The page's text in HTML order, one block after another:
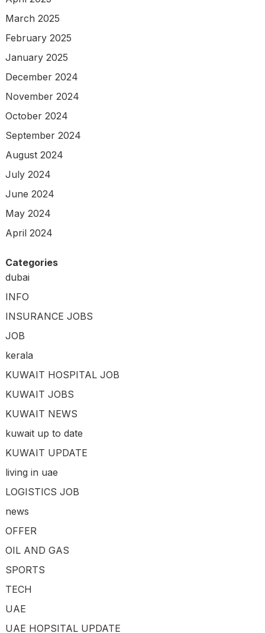
March 2025
February 2025
January 2025
December 2024
November 2024
October 2024
September 2024
August 2024
July 2024
June 2024
May 2024
April 2024
Categories
dubai
INFO
INSURANCE JOBS
JOB
kerala
KUWAIT HOSPITAL JOB
KUWAIT JOBS
KUWAIT NEWS
kuwait up to date
KUWAIT UPDATE
living in uae
LOGISTICS JOB
news
OFFER
OIL AND GAS
SPORTS
TECH
UAE
UAE HOPSITAL UPDATE